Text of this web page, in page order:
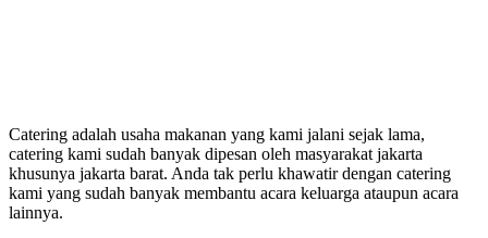
Catering adalah usaha makanan yang kami jalani sejak lama,
catering kami sudah banyak dipesan oleh masyarakat jakarta
khusunya jakarta barat. Anda tak perlu khawatir dengan catering
kami yang sudah banyak membantu acara keluarga ataupun acara
lainnya.